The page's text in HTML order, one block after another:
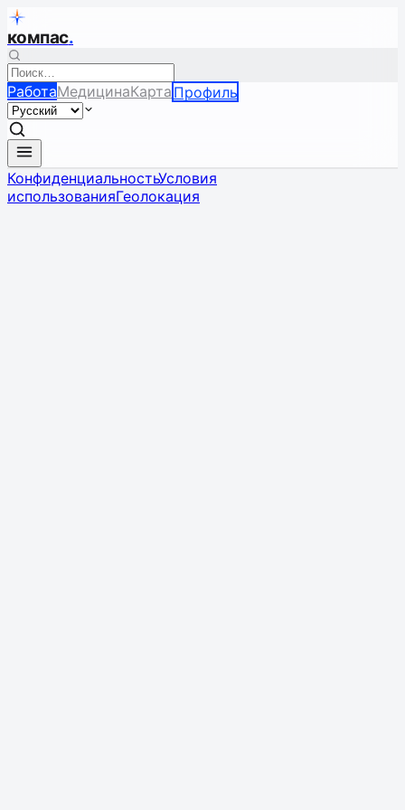
компас.
РаботаМедицинаКарта Профиль
КонфиденциальностьУсловия
использованияГеолокация